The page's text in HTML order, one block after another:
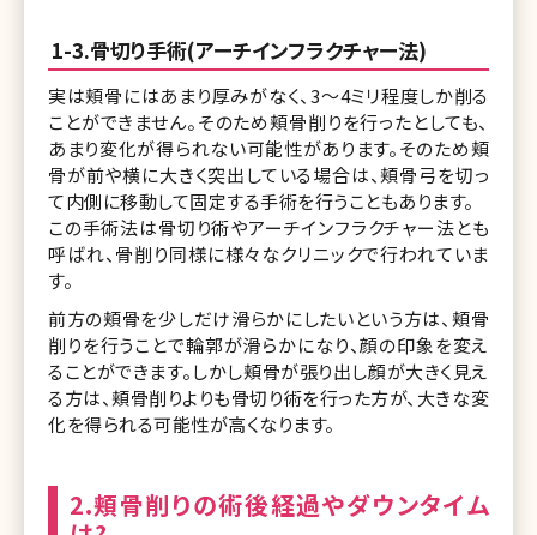
1-3.骨切り手術(アーチインフラクチャー法)
実は頬骨にはあまり厚みがなく、3～4ミリ程度しか削る
ことができません。そのため頬骨削りを行ったとしても、
あまり変化が得られない可能性があります。そのため頬
骨が前や横に大きく突出している場合は、頬骨弓を切っ
て内側に移動して固定する手術を行うこともあります。
この手術法は骨切り術やアーチインフラクチャー法とも
呼ばれ、骨削り同様に様々なクリニックで行われていま
す。
前方の頬骨を少しだけ滑らかにしたいという方は、頬骨
削りを行うことで輪郭が滑らかになり、顔の印象を変え
ることができます。しかし頬骨が張り出し顔が大きく見え
る方は、頬骨削りよりも骨切り術を行った方が、大きな変
化を得られる可能性が高くなります。
2.頬骨削りの術後経過やダウンタイム